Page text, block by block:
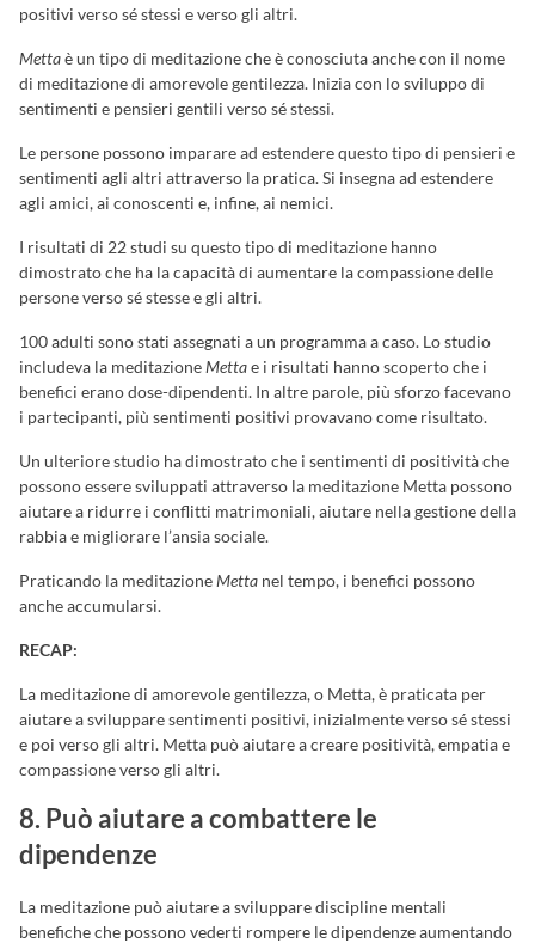
positivi verso sé stessi e verso gli altri.
Mettaè un tipo di meditazione che è conosciuta anche con il nome
di meditazione di amorevole gentilezza. Inizia con lo sviluppo di
sentimenti e pensieri gentili verso sé stessi.
Le persone possono imparare ad estendere questo tipo di pensieri e
sentimenti agli altri attraverso la pratica. Si insegna ad estendere
agli amici, ai conoscenti e, infine, ai nemici.
I risultati di 22 studi su questo tipo di meditazione hanno
dimostrato che ha la capacità di aumentare la compassione delle
persone verso sé stesse e gli altri.
100 adulti sono stati assegnati a un programma a caso. Lo studio
includeva la meditazioneMettae i risultati hanno scoperto che i
benefici erano dose-dipendenti. In altre parole, più sforzo facevano
i partecipanti, più sentimenti positivi provavano come risultato.
Un ulteriore studio ha dimostrato che i sentimenti di positività che
possono essere sviluppati attraverso la meditazione Metta possono
aiutare a ridurre i conflitti matrimoniali, aiutare nella gestione della
rabbia e migliorare l’ansia sociale.
Praticando la meditazioneMetta nel tempo, i benefici possono
anche accumularsi.
RECAP:
La meditazione di amorevole gentilezza, o Metta, è praticata per
aiutare a sviluppare sentimenti positivi, inizialmente verso sé stessi
e poi verso gli altri. Metta può aiutare a creare positività, empatia e
compassione verso gli altri.
8. Può aiutare a combattere le
dipendenze
La meditazione può aiutare a sviluppare discipline mentali
benefiche che possono vederti rompere le dipendenze aumentando